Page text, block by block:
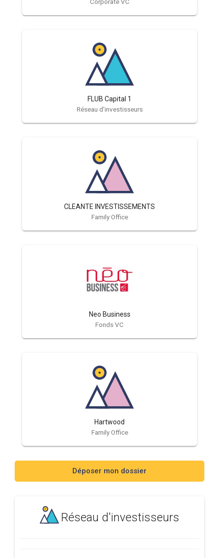
FLUB Capital 1
Réseau d'investisseurs
CLEANTE INVESTISSEMENTS
Family Office
Neo Business
Fonds VC
Hartwood
Family Office
Déposer mon dossier
Réseau d'investisseurs